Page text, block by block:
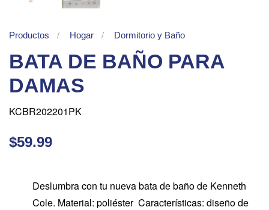
Productos Hogar Dormitorio y Baño
BATA DE BAÑO PARA
DAMAS
KCBR202201PK
$59.99
Deslumbra con tu nueva bata de baño de Kenneth
Cole. Material: poliéster Características: diseño de